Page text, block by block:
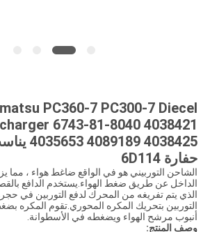
PC360-7 PC300-7 Diecel
6743-81-8040 4038421
4035653
حفارة 6D114
الشاحن التوربيني هو في الواقع ضاغط هواء ، مما
الداخل عن طريق ضغط الهواء.يستخدم الدافع
الذي يتم تفريغه من المحرك لدفع التوربين في
التوربين بتحريك المكره المحوري.تقوم المكره
أنبوب مرشح الهواء ويضغطه في الأسطوانة.
وصف المنتج: